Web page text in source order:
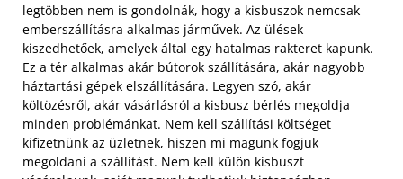
legtöbben nem is gondolnák, hogy a kisbuszok nemcsak
emberszállításra alkalmas járművek. Az ülések
kiszedhetőek, amelyek által egy hatalmas rakteret kapunk.
Ez a tér alkalmas akár bútorok szállítására, akár nagyobb
háztartási gépek elszállítására. Legyen szó, akár
költözésről, akár vásárlásról a kisbusz bérlés megoldja
minden problémánkat. Nem kell szállítási költséget
kifizetnünk az üzletnek, hiszen mi magunk fogjuk
megoldani a szállítást. Nem kell külön kisbuszt